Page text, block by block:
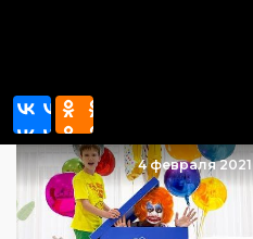
4 февраля 2021